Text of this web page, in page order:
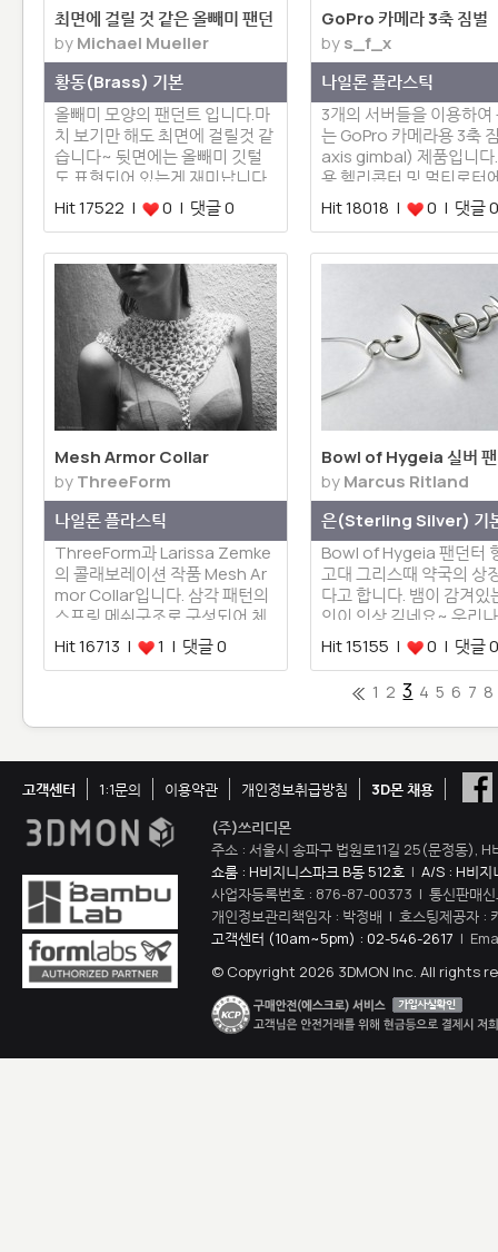
최면에 걸릴 것 같은 올빼미 팬던
트
byMichael Mueller
황동(Brass) 기본
올빼미 모양의 팬던트 입니다.마
치 보기만 해도 최면에 걸릴것 같
습니다~ 뒷면에는 올빼미 깃털
도 표현되어 있는게 재미납니다
Hit 17522 |
0 | 댓글 0
GoPro 카메라 3축 짐벌
bys_f_x
나일론 플라스틱
3개의 서버들을 이용하여
는 GoPro 카메라용 3축
axis gimbal) 제품입니다
용 헬리콥터 및 멀티로터
할 수 …
Hit 18018 | 0 | 댓글 0
Mesh Armor Collar
byThreeForm
나일론 플라스틱
ThreeForm과 Larissa Zemke
의 콜래보레이션 작품 Mesh Ar
mor Collar입니다. 삼각 패턴의
스프링 메쉬구조로 구성되어 체
형에 잘 적용될 수 …
Hit 16713 | 1 | 댓글 0
Bowl of Hygeia 실버
byMarcus Ritland
은(Sterling Silver) 기
Bowl of Hygeia 팬던터
고대 그리스때 약국의 상
다고 합니다. 뱀이 감겨있
인이 인상 깊네요~ 우리
Hit 15155 |
0 | 댓글 0
1 2 3 4 5 6 7 8
고객센터 1:1문의 이용약관 개인정보취급방침
3D몬 채용
(주)쓰리디몬
주소 : 서울시 송파구 법원로11길 25(문정동),
쇼룸 : H비지니스파크 B동 512호 | A/S : H비지
사업자등록번호 : 876-87-00373 | 통신판매
개인정보관리책임자 : 박정배 | 호스팅제공자 :
고객센터 (10am~5pm) : 02-546-2617 |
© Copyright 2026 3DMON Inc. All rights